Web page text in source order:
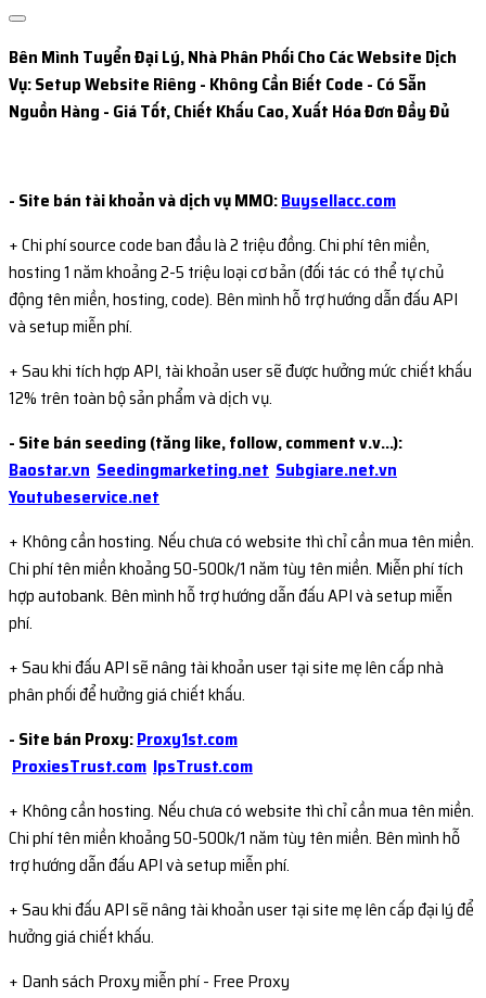
Bên Mình Tuyển Đại Lý, Nhà Phân Phối Cho Các Website Dịch
Vụ: Setup Website Riêng - Không Cần Biết Code - Có Sẵn
Nguồn Hàng - Giá Tốt, Chiết Khấu Cao, Xuất Hóa Đơn Đầy Đủ
- Site bán tài khoản và dịch vụ MMO:Buysellacc.com
+ Chi phí source code ban đầu là 2 triệu đồng. Chi phí tên miền,
hosting 1 năm khoảng 2-5 triệu loại cơ bản (đối tác có thể tự chủ
động tên miền, hosting, code). Bên mình hỗ trợ hướng dẫn đấu API
và setup miễn phí.
+ Sau khi tích hợp API, tài khoản user sẽ được hưởng mức chiết khấu
12% trên toàn bộ sản phẩm và dịch vụ.
- Site bán seeding (tăng like, follow, comment v.v...):
Baostar.vn Seedingmarketing.net Subgiare.net.vn
Youtubeservice.net
+ Không cần hosting. Nếu chưa có website thì chỉ cần mua tên miền.
Chi phí tên miền khoảng 50-500k/1 năm tùy tên miền. Miễn phí tích
hợp autobank. Bên mình hỗ trợ hướng dẫn đấu API và setup miễn
phí.
+ Sau khi đấu API sẽ nâng tài khoản user tại site mẹ lên cấp nhà
phân phối để hưởng giá chiết khấu.
- Site bán Proxy:Proxy1st.com
ProxiesTrust.com IpsTrust.com
+ Không cần hosting. Nếu chưa có website thì chỉ cần mua tên miền.
Chi phí tên miền khoảng 50-500k/1 năm tùy tên miền. Bên mình hỗ
trợ hướng dẫn đấu API và setup miễn phí.
+ Sau khi đấu API sẽ nâng tài khoản user tại site mẹ lên cấp đại lý để
hưởng giá chiết khấu.
+ Danh sách Proxy miễn phí - Free Proxy